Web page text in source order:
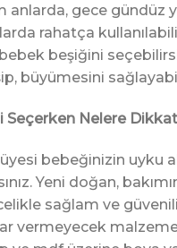
gece gündüz
rahatça
beşiğini
büyümesini
Seçerken Nelere
bebeğinizin uyku
Yeni doğan,
sağlam ve
vermeyecek